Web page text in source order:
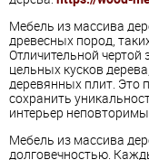
Мебель из массива
древесных пород,
Отличительной чертой
цельных кусков
деревянных плит. Это
сохранить
интерьер
Мебель из массива
долговечностью.